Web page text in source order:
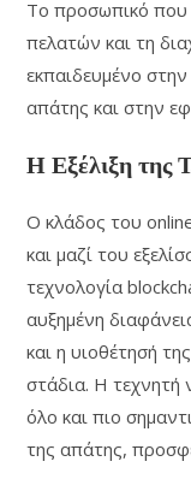
Το προσωπικό που
πελατών και τη
εκπαιδευμένο
απάτης και στην
Η Εξέλιξη της
Ο κλάδος του
και μαζί του
τεχνολογία
αυξημένη
και η υιοθέτησή
στάδια. Η τεχνητή
όλο και πιο
της απάτης,